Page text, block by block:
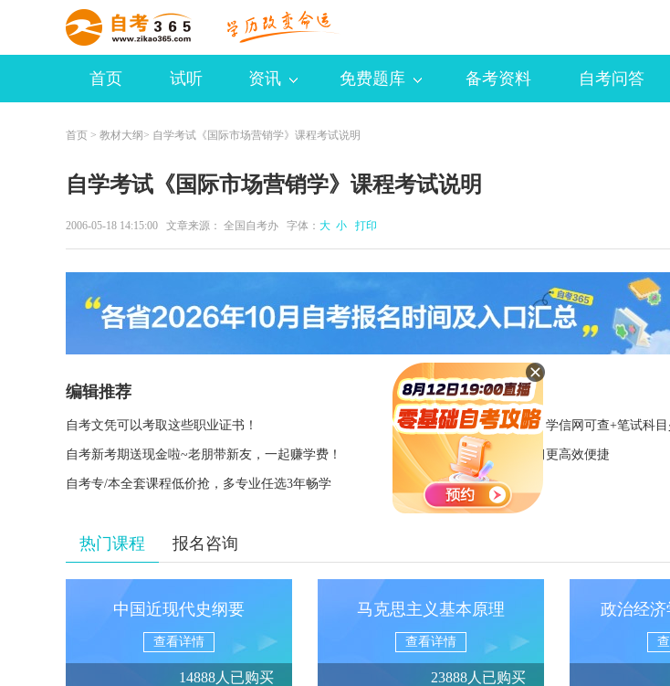
首页 试听 资讯 免费题库 备考资料 自考问答
首页 > 教材大纲 > 自学考试《国际市场营销学》课程考试说明
自学考试《国际市场营销学》课程考试说明
2006-05-18 14:15:00 文章来源： 全国自考办 字体： 大 小 打印
编辑推荐
自考文凭可以考取这些职业证书！ 应用型自考招生中：学信网可查+笔试科
自考新考期送现金啦~老朋带新友，一起赚学费！ 自考App下载 让学习更高效便捷
自考专/本全套课程低价抢，多专业任选3年畅学
热门课程 报名咨询
中国近现代史纲要
查看详情
14888人已购买
马克思主义基本原理
查看详情
23888人已购买
政治经济